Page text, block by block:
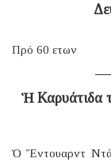
Πρό 60 ετων
Ἡ Καρυάτιδα
Ὁ Ἔντουαρντ